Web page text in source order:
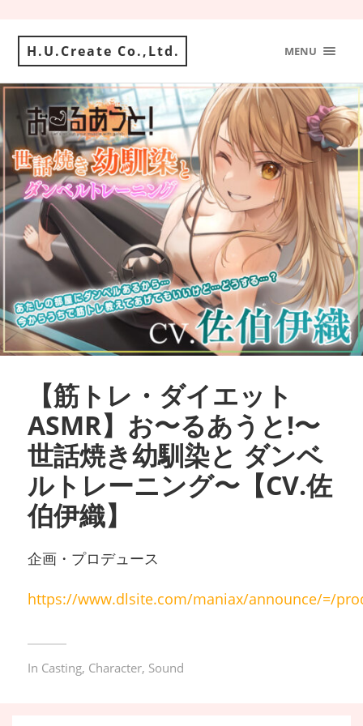
H.U.Create Co.,Ltd. MENU
【筋トレ・ダイエット
ASMR】お〜るあうと!〜
世話焼き幼馴染と ダンベ
ルトレーニング〜【CV.佐
伯伊織】
企画・プロデュース
https://www.dlsite.com/maniax/announce/=/
In Casting, Character, Sound